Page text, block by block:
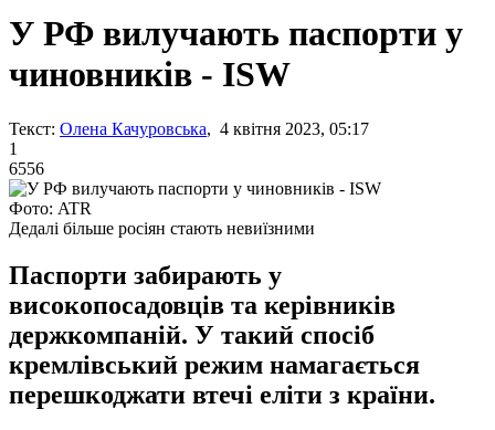
У РФ вилучають паспорти у
чиновників - ISW
Текст: Олена Качуровська, 4 квітня 2023, 05:17
1
6556
Фото: ATR
Дедалі більше росіян стають невиїзними
Паспорти забирають у
високопосадовців та керівників
держкомпаній. У такий спосіб
кремлівський режим намагається
перешкоджати втечі еліти з країни.